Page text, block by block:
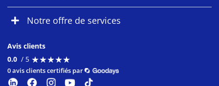
Notre offre de services
Avis clients
0.0 / 5 ★★★★★
★★★★★
0 avis clients certifiés par